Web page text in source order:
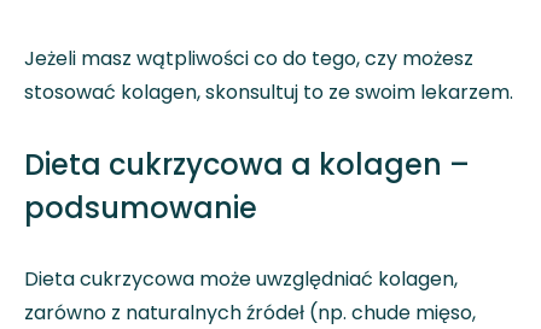
Jeżeli masz wątpliwości co do tego, czy możesz
stosować kolagen, skonsultuj to ze swoim lekarzem.
Dieta cukrzycowa a kolagen –
podsumowanie
Dieta cukrzycowa może uwzględniać kolagen,
zarówno z naturalnych źródeł (np. chude mięso,